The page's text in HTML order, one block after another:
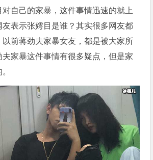
自己的家暴，这件事情迅速的就上
友表示张嫮目是谁？其实很多网友都
以前蒋劲夫家暴女友，都是被大家所
家暴这件事情有很多疑点，但是家